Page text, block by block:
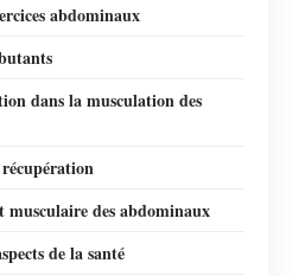
abdominaux
dans la musculation des
musculaire des abdominaux
de la santé